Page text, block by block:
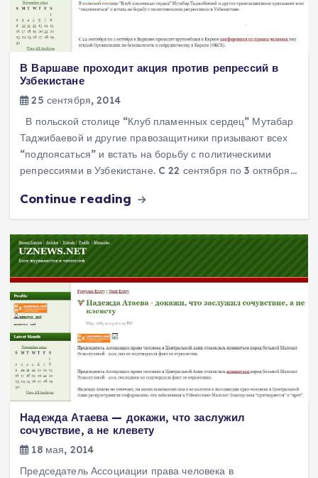
В Варшаве проходит акция против репрессий в
Узбекистане
25 сентября, 2014
В польской столице “Клуб пламенных сердец” Мутабар
Таджибаевой и другие правозащитники призывают всех
“подпоясаться” и встать на борьбу с политическими
репрессиями в Узбекистане. C 22 сентября по 3 октября…
Continue reading
Надежда Атаева — докажи, что заслужил
сочувствие, а не клевету
18 мая, 2014
Председатель Ассоциации права человека в